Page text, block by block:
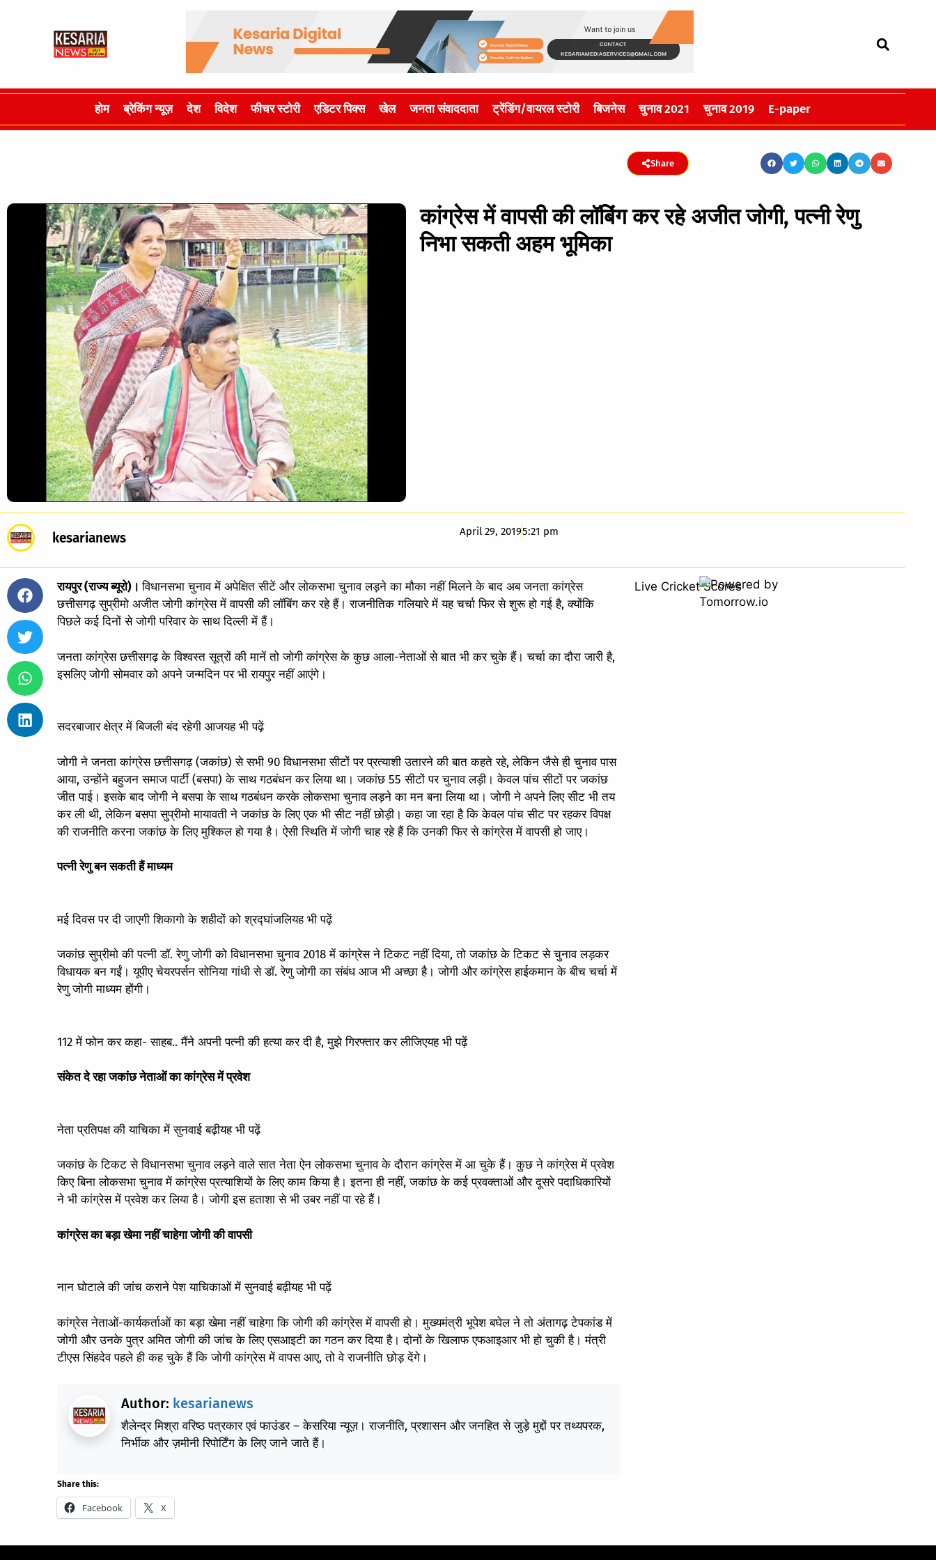
होम ब्रेकिंग न्यूज़ देश विदेश फीचर स्टोरी एडिटर पिक्स खेल जनता संवाददाता ट्रेंडिंग/वायरल स्टोरी बिजनेस चुनाव 2021 चुनाव 2019 E-paper
Share
कांग्रेस में वापसी की लॉबिंग कर रहे अजीत जोगी, पत्नी रेणु
निभा सकती अहम भूमिका
kesarianews April 29, 20195:21 pm
रायपुर (राज्य ब्यूरो)।विधानसभा चुनाव में अपेक्षित सीटें और लोकसभा चुनाव लड़ने का मौका नहीं मिलने के बाद अब जनता कांग्रेस
छत्तीसगढ़ सुप्रीमो अजीत जोगी कांग्रेस में वापसी की लॉबिंग कर रहे हैं। राजनीतिक गलियारे में यह चर्चा फिर से शुरू हो गई है, क्योंकि
पिछले कई दिनों से जोगी परिवार के साथ दिल्ली में हैं।
जनता कांग्रेस छत्तीसगढ़ के विश्वस्त सूत्रों की मानें तो जोगी कांग्रेस के कुछ आला-नेताओं से बात भी कर चुके हैं। चर्चा का दौरा जारी है,
इसलिए जोगी सोमवार को अपने जन्मदिन पर भी रायपुर नहीं आएंगे।
सदरबाजार क्षेत्र में बिजली बंद रहेगी आजयह भी पढ़ें
जोगी ने जनता कांग्रेस छत्तीसगढ़ (जकांछ) से सभी 90 विधानसभा सीटों पर प्रत्याशी उतारने की बात कहते रहे, लेकिन जैसे ही चुनाव पास
आया, उन्होंने बहुजन समाज पार्टी (बसपा) के साथ गठबंधन कर लिया था। जकांछ 55 सीटों पर चुनाव लड़ी। केवल पांच सीटों पर जकांछ
जीत पाई। इसके बाद जोगी ने बसपा के साथ गठबंधन करके लोकसभा चुनाव लड़ने का मन बना लिया था। जोगी ने अपने लिए सीट भी तय
कर ली थी, लेकिन बसपा सुप्रीमो मायावती ने जकांछ के लिए एक भी सीट नहीं छोड़ी। कहा जा रहा है कि केवल पांच सीट पर रहकर विपक्ष
की राजनीति करना जकांछ के लिए मुश्किल हो गया है। ऐसी स्थिति में जोगी चाह रहे हैं कि उनकी फिर से कांग्रेस में वापसी हो जाए।
पत्नी रेणु बन सकती हैं माध्यम
मई दिवस पर दी जाएगी शिकागो के शहीदों को श्रद्घांजलियह भी पढ़ें
जकांछ सुप्रीमो की पत्नी डॉ. रेणु जोगी को विधानसभा चुनाव 2018 में कांग्रेस ने टिकट नहीं दिया, तो जकांछ के टिकट से चुनाव लड़कर
विधायक बन गईं। यूपीए चेयरपर्सन सोनिया गांधी से डॉ. रेणु जोगी का संबंध आज भी अच्छा है। जोगी और कांग्रेस हाईकमान के बीच चर्चा में
रेणु जोगी माध्यम होंगी।
112 में फोन कर कहा- साहब.. मैंने अपनी पत्नी की हत्या कर दी है, मुझे गिरफ्तार कर लीजिएयह भी पढ़ें
संकेत दे रहा जकांछ नेताओं का कांग्रेस में प्रवेश
नेता प्रतिपक्ष की याचिका में सुनवाई बढ़ीयह भी पढ़ें
जकांछ के टिकट से विधानसभा चुनाव लड़ने वाले सात नेता ऐन लोकसभा चुनाव के दौरान कांग्रेस में आ चुके हैं। कुछ ने कांग्रेस में प्रवेश
किए बिना लोकसभा चुनाव में कांग्रेस प्रत्याशियों के लिए काम किया है। इतना ही नहीं, जकांछ के कई प्रवक्ताओं और दूसरे पदाधिकारियों
ने भी कांग्रेस में प्रवेश कर लिया है। जोगी इस हताशा से भी उबर नहीं पा रहे हैं।
कांग्रेस का बड़ा खेमा नहीं चाहेगा जोगी की वापसी
नान घोटाले की जांच कराने पेश याचिकाओं में सुनवाई बढ़ीयह भी पढ़ें
कांग्रेस नेताओं-कार्यकर्ताओं का बड़ा खेमा नहीं चाहेगा कि जोगी की कांग्रेस में वापसी हो। मुख्यमंत्री भूपेश बघेल ने तो अंतागढ़ टेपकांड में
जोगी और उनके पुत्र अमित जोगी की जांच के लिए एसआइटी का गठन कर दिया है। दोनों के खिलाफ एफआइआर भी हो चुकी है। मंत्री
टीएस सिंहदेव पहले ही कह चुके हैं कि जोगी कांग्रेस में वापस आए, तो वे राजनीति छोड़ देंगे।
Author: kesarianews
शैलेन्द्र मिश्रा वरिष्ठ पत्रकार एवं फाउंडर – केसरिया न्यूज़। राजनीति, प्रशासन और जनहित से जुड़े मुद्दों पर तथ्यपरक,
निर्भीक और ज़मीनी रिपोर्टिंग के लिए जाने जाते हैं।
Share this:
Facebook X
Live Cricket Scores